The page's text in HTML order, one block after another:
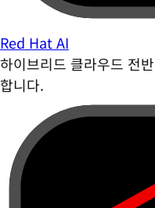
Red Hat AI
하이브리드 클라우드 전
합니다.